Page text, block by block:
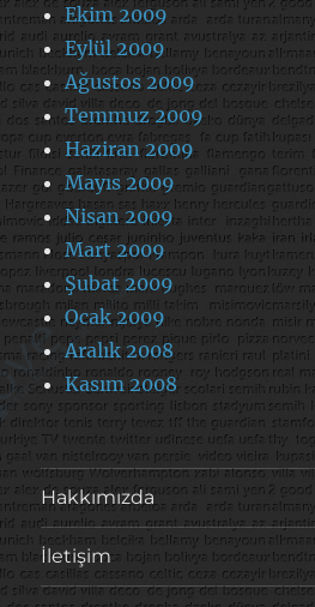
Ekim 2009
Eylül 2009
Ağustos 2009
Temmuz 2009
Haziran 2009
Mayıs 2009
Nisan 2009
Mart 2009
Şubat 2009
Ocak 2009
Aralık 2008
Kasım 2008
Hakkımızda
İletişim